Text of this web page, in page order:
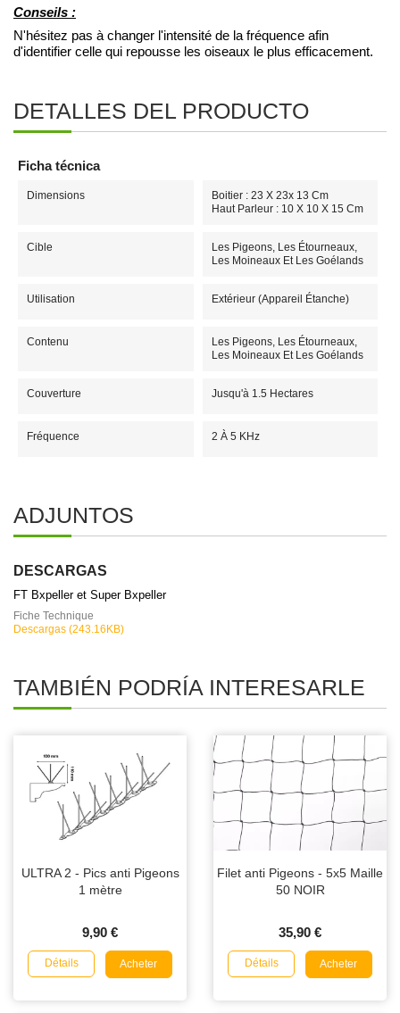
Conseils :
N'hésitez pas à changer l'intensité de la fréquence afin
d'identifier celle qui repousse les oiseaux le plus efficacement.
DETALLES DEL PRODUCTO
Ficha técnica
Dimensions
Boitier : 23 X 23x 13 Cm
Haut Parleur : 10 X 10 X 15 Cm
Cible
Les Pigeons, Les Étourneaux,
Les Moineaux Et Les Goélands
Utilisation Extérieur (appareil Étanche)
Contenu
Les Pigeons, Les Étourneaux,
Les Moineaux Et Les Goélands
Couverture Jusqu'à 1.5 Hectares
Fréquence 2 À 5 KHz
ADJUNTOS
DESCARGAS
FT Bxpeller et Super Bxpeller
Fiche Technique
Descargas (243.16KB)
TAMBIÉN PODRÍA INTERESARLE
ULTRA 2 - Pics anti Pigeons
1 mètre
9,90 €
Détails Acheter
Filet anti Pigeons - 5x5 Maille
50 NOIR
35,90 €
Détails Acheter